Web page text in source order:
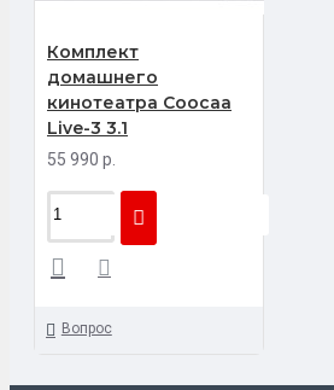
Комплект
домашнего
кинотеатра Coocaa
Live-3 3.1
55 990 р.
Вопрос